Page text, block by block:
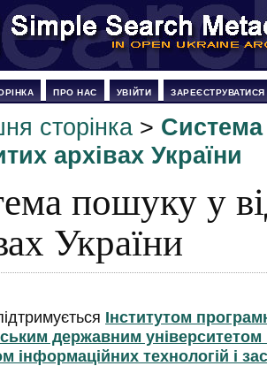
ПРО НАС УВІЙТИ ЗАРЕЄСТРУВАТИСЯ
сторінка >
архівах України
пошуку у
України
Інститутом
державним університетом
інформаційних технологій і